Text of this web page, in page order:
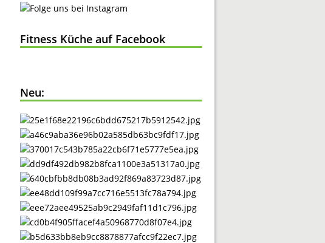
Fitness Küche auf Facebook
Neu: